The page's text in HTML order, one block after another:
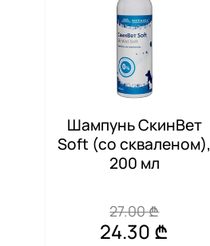
Шампунь СкинВет
Soft (со скваленом),
200 мл
27.00 ₾
24.30 ₾